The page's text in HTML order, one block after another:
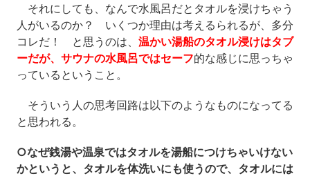
それにしても、なんで水風呂だとタオルを浸けちゃう
人がいるのか？ いくつか理由は考えるられるが、多分
コレだ！ と思うのは、 温かい湯船のタオル浸けはタブ
ーだが、サウナの水風呂ではセーフ的な感じに思っちゃ
っているということ。
そういう人の思考回路は以下のようなものになってる
と思われる。
○なぜ銭湯や温泉ではタオルを湯船につけちゃいけない
かというと、タオルを体洗いにも使うので、タオルには